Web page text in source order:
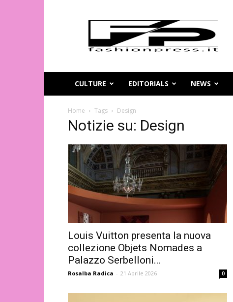
Magazine
moda
online
FashionPress.it
CULTURE
EDITORIALS NEWS
Home Tags Design
Notizie su: Design
Louis Vuitton presenta la nuova
collezione Objets Nomades a
Palazzo Serbelloni...
Rosalba Radica - 21 Aprile 2026 0